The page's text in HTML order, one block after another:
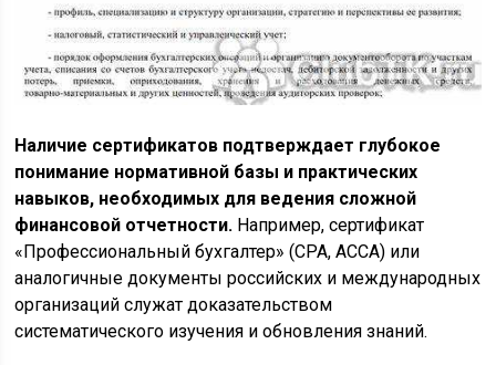
Наличие сертификатов подтверждает глубокое
понимание нормативной базы и практических
навыков, необходимых для ведения сложной
финансовой отчетности. Например, сертификат
«Профессиональный бухгалтер» (CPA, ACCA) или
аналогичные документы российских и международных
организаций служат доказательством
систематического изучения и обновления знаний.